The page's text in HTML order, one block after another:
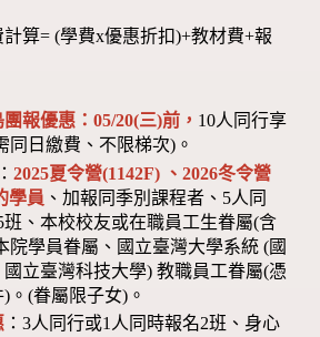
計算= (學費x優惠折扣)+教材費+報
報優惠：05/20(三)前， 10人同行享
同日繳費、不限梯次)。
：2025夏令營(1142F) 、2026冬令營
學員 、加報同季別課程者、5人同
班、本校校友或在職員工生眷屬(含
院學員眷屬、國立臺灣大學系統 (國
立臺灣科技大學) 教職員工眷屬(憑
。(眷屬限子女)。
：3人同行或1人同時報名2班、身心